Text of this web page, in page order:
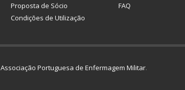
Proposta de Sócio
Condições de Utilização
FAQ
Associação Portuguesa de Enfermagem Militar.